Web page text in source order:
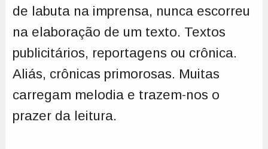
de labuta na imprensa, nunca escorreu
na elaboração de um texto. Textos
publicitários, reportagens ou crônica.
Aliás, crônicas primorosas. Muitas
carregam melodia e trazem-nos o
prazer da leitura.